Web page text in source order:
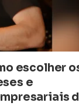
escolher
e